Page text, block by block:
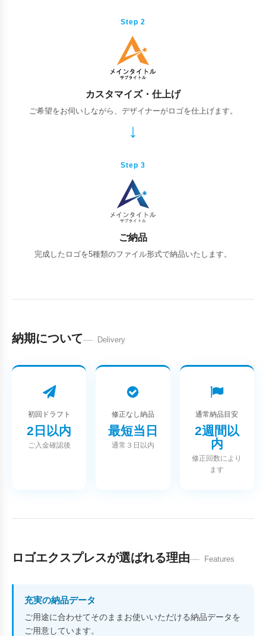
Step 2
カスタマイズ・仕上げ
ご希望をお伺いしながら、デザイナーがロゴを仕上げます。
Step 3
ご納品
完成したロゴを5種類のファイル形式で納品いたします。
納期について Delivery
初回ドラフト
2日以内
ご入金確認後
修正なし納品
最短当日
通常３日以内
通常納品目安
2週間以
内
修正回数により
ます
ロゴエクスプレスが選ばれる理由 Features
充実の納品データ
ご用途に合わせてそのままお使いいただける納品データを
ご用意しています。